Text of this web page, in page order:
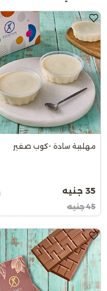
مهلبية سادة -كوب صغير
35 جنيه
45 جنيه